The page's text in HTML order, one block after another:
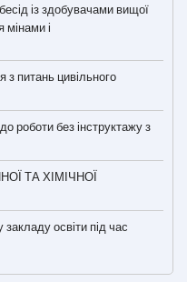
із здобувачами вищої
мінами і
з питань цивільного
роботи без інструктажу з
ТА ХІМІЧНОЇ
закладу освіти під час